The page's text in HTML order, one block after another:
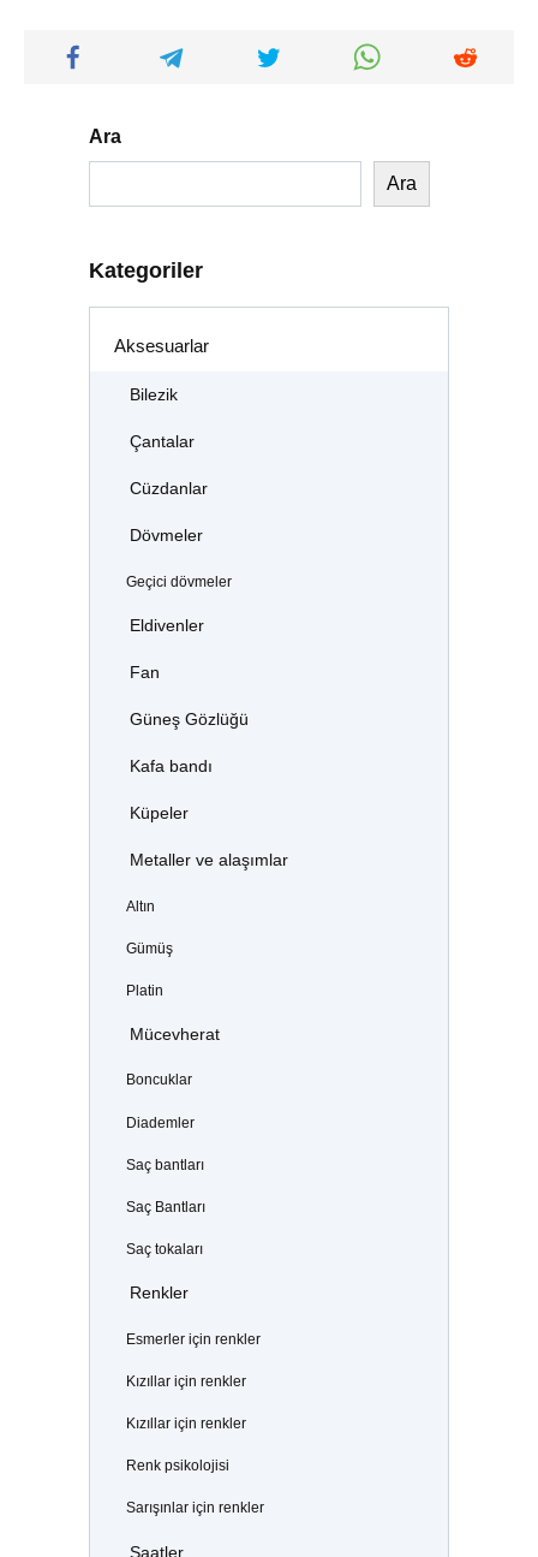
Ara
Ara
Kategoriler
Aksesuarlar
Bilezik
Çantalar
Cüzdanlar
Dövmeler
Geçici dövmeler
Eldivenler
Fan
Güneş Gözlüğü
Kafa bandı
Küpeler
Metaller ve alaşımlar
Altın
Gümüş
Platin
Mücevherat
Boncuklar
Diademler
Saç bantları
Saç Bantları
Saç tokaları
Renkler
Esmerler için renkler
Kızıllar için renkler
Kızıllar için renkler
Renk psikolojisi
Sarışınlar için renkler
Saatler